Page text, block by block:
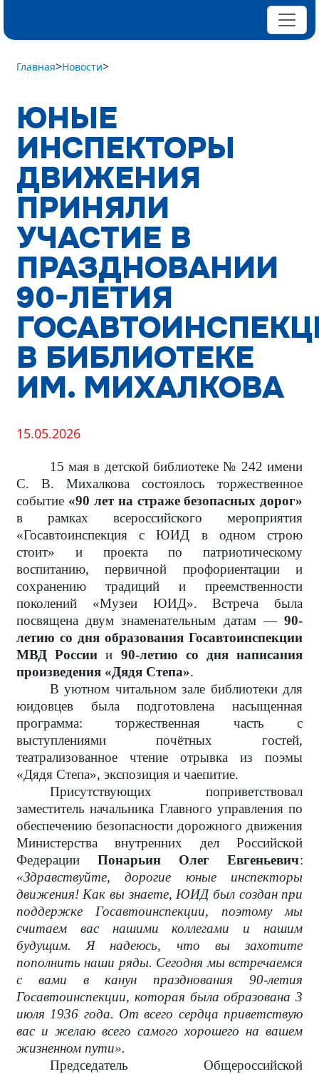
Главная>Новости>
ЮНЫЕ
ИНСПЕКТОРЫ
ДВИЖЕНИЯ
ПРИНЯЛИ
УЧАСТИЕ В
ПРАЗДНОВАНИИ
90-ЛЕТИЯ
В БИБЛИОТЕКЕ
ИМ. МИХАЛКОВА
15.05.2026
15 мая в детской библиотеке № 242 имени
С. В. Михалкова состоялось торжественное
событие «90 лет на страже безопасных дорог»
в рамках всероссийского мероприятия
«Госавтоинспекция с ЮИД в одном строю
стоит» и проекта по патриотическому
воспитанию, первичной профориентации и
сохранению традиций и преемственности
поколений «Музеи ЮИД». Встреча была
посвящена двум знаменательным датам —90-
летию со дня образования Госавтоинспекции
МВД Россиии 90-летию со дня написания
произведения «Дядя Степа».
В уютном читальном зале библиотеки для
юидовцев была подготовлена насыщенная
программа: торжественная часть с
выступлениями почётных гостей,
театрализованное чтение отрывка из поэмы
«Дядя Степа», экспозиция и чаепитие.
Присутствующих поприветствовал
заместитель начальника Главного управления по
обеспечению безопасности дорожного движения
Министерства внутренних дел Российской
Федерации Понарьин Олег Евгеньевич:
«Здравствуйте, дорогие юные инспекторы
движения! Как вы знаете, ЮИД был создан при
поддержке Госавтоинспекции, поэтому мы
считаем вас нашими коллегами и нашим
будущим. Я надеюсь, что вы захотите
пополнить наши ряды. Сегодня мы встречаемся
с вами в канун празднования 90-летия
Госавтоинспекции, которая была образована 3
июля 1936 года. От всего сердца приветствую
вас и желаю всего самого хорошего на вашем
жизненном пути».
Председатель Общероссийской